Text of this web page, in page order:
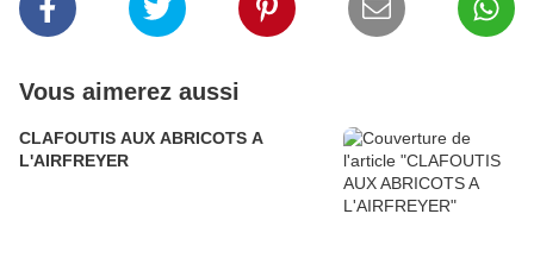
Vous aimerez aussi
CLAFOUTIS AUX ABRICOTS A
L'AIRFREYER